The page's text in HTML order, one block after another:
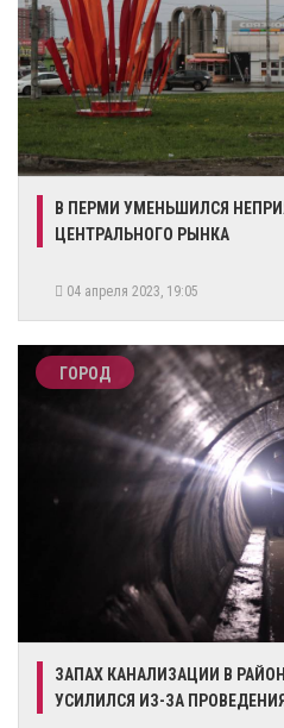
В ПЕРМИ УМЕНЬШИЛСЯ
ЦЕНТРАЛЬНОГО РЫНКА
04 апреля 2023, 19:05
ГОРОД
ЗАПАХ КАНАЛИЗАЦИИ В
УСИЛИЛСЯ ИЗ-ЗА